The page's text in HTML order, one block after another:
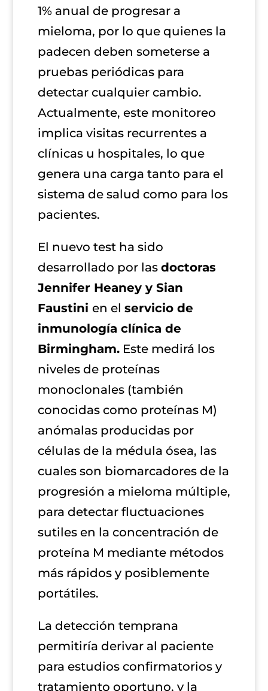
1% anual de progresar a
mieloma, por lo que quienes la
padecen deben someterse a
pruebas periódicas para
detectar cualquier cambio.
Actualmente, este monitoreo
implica visitas recurrentes a
clínicas u hospitales, lo que
genera una carga tanto para el
sistema de salud como para los
pacientes.
El nuevo test ha sido
desarrollado por las doctoras
Jennifer Heaney y Sian
Faustini en el servicio de
inmunología clínica de
Birmingham.Este medirá los
niveles de proteínas
monoclonales (también
conocidas como proteínas M)
anómalas producidas por
células de la médula ósea, las
cuales son biomarcadores de la
progresión a mieloma múltiple,
para detectar fluctuaciones
sutiles en la concentración de
proteína M mediante métodos
más rápidos y posiblemente
portátiles.
La detección temprana
permitiría derivar al paciente
para estudios confirmatorios y
tratamiento oportuno, y la